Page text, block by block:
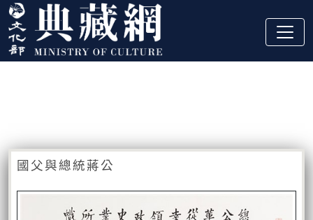
跳到主要內容
:::
國父與總統蔣公